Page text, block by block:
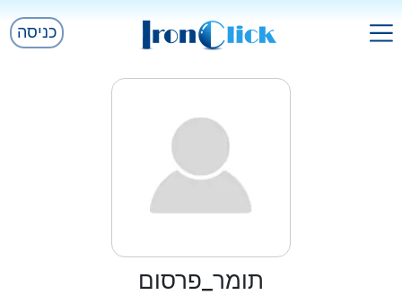
כניסה
תומר_פרסום